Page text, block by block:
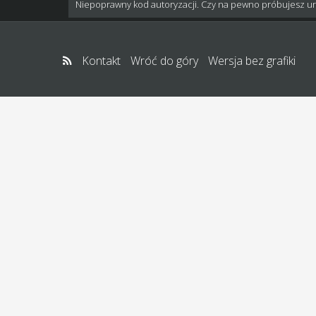
Niepoprawny kod autoryzacji. Czy na pewno próbujesz
Kontakt Wróć do góry Wersja bez grafiki